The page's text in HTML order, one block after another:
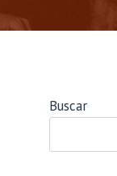
Buscar